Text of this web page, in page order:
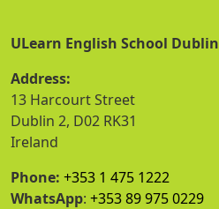
ULearn English School Dublin
Address:
13 Harcourt Street
Dublin 2, D02 RK31
Ireland
Phone: +353 1 475 1222
WhatsApp: +353 89 975 0229